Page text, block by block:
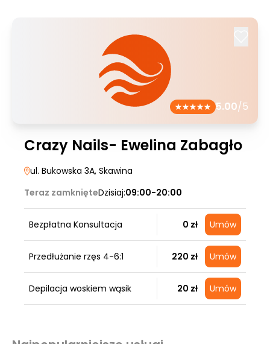
5.00/5
Crazy Nails- Ewelina Zabagło
ul. Bukowska 3A, Skawina
Teraz zamknięteDzisiaj:09:00-20:00
Bezpłatna Konsultacja 0 zł Umów
Przedłużanie rzęs 4-6:1 220 zł Umów
Depilacja woskiem wąsik 20 zł Umów